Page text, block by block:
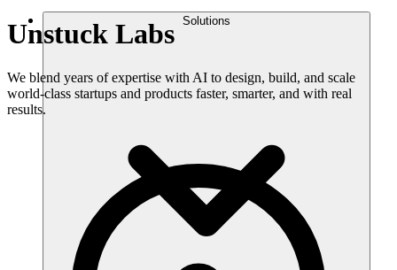
Solutions
Unstuck Labs
We blend years of expertise with AI to design, build, and scale
world-class startups and products faster, smarter, and with real
results.